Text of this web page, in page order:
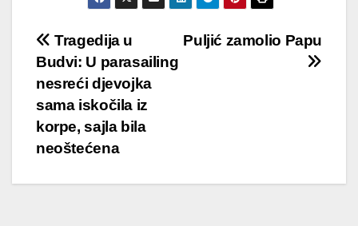
Post
navigation
Puljić zamolio Papu
Tragedija u
Budvi: U parasailing
nesreći djevojka
sama iskočila iz
korpe, sajla bila
neoštećena